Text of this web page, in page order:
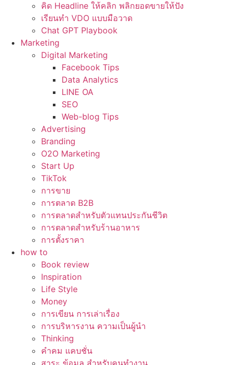
คิด Headline ให้คลิก พลิกยอดขายให้ปัง
เรียนทำ VDO แบบมือวาด
Chat GPT Playbook
Marketing
Digital Marketing
Facebook Tips
Data Analytics
LINE OA
SEO
Web-blog Tips
Advertising
Branding
O2O Marketing
Start Up
TikTok
การขาย
การตลาด B2B
การตลาดสำหรับตัวแทนประกันชีวิต
การตลาดสำหรับร้านอาหาร
การตั้งราคา
how to
Book review
Inspiration
Life Style
Money
การเขียน การเล่าเรื่อง
การบริหารงาน ความเป็นผู้นำ
Thinking
คำคม แคบชั่น
สาระ ข้อมูล สำหรับคนทำงาน